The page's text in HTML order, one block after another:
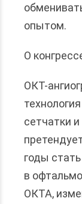
опытом.
О
ОКТ-
сетчатки
годы
в
ОКТА,